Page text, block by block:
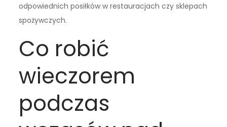
odpowiednich posiłków w restauracjach czy sklepach
spożywczych.
Co robić
wieczorem
podczas